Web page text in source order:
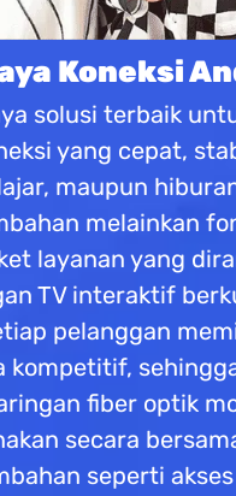
Koneksi
solusi terbaik
yang cepat,
maupun
melainkan
layanan yang
TV interaktif
pelanggan
fiber optik
secara
seperti